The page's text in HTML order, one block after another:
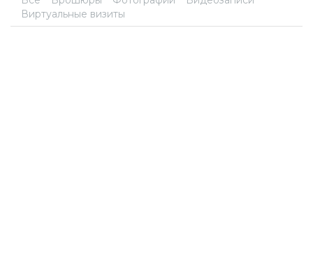
Виртуальные визиты